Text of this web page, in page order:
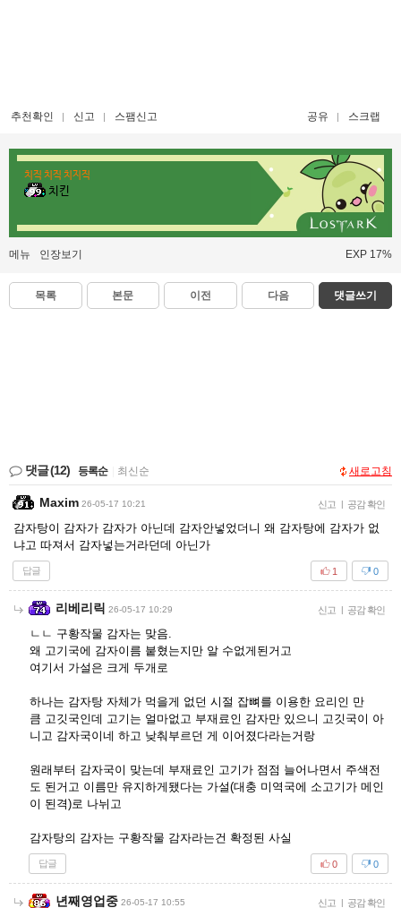
추천확인 신고 스팸신고 공유 스크랩
치직 치직 치지직
치킨
메뉴 인장보기 EXP 17%
목록 본문 이전 다음 댓글쓰기
댓글(12) 등록순 최신순 새로고침
Maxim 26-05-17 10:21 신고 | 공감 확인
감자탕이 감자가 감자가 아닌데 감자안넣었더니 왜 감자탕에 감자가 없
냐고 따져서 감자넣는거라던데 아닌가
답글 0
1
리베리릭 26-05-17 10:29 신고 | 공감 확인
ㄴㄴ 구황작물 감자는 맞음.
왜 고기국에 감자이름 붙혔는지만 알 수없게된거고
여기서 가설은 크게 두개로
하나는 감자탕 자체가 먹을게 없던 시절 잡뼈를 이용한 요리인 만
큼 고깃국인데 고기는 얼마없고 부재료인 감자만 있으니 고깃국이 아
니고 감자국이네 하고 낮춰부르던 게 이어졌다라는거랑
원래부터 감자국이 맞는데 부재료인 고기가 점점 늘어나면서 주색전
도 된거고 이름만 유지하게됐다는 가설(대충 미역국에 소고기가 메인
이 된격)로 나뉘고
감자탕의 감자는 구황작물 감자라는건 확정된 사실
답글 0
0
년째영업중 26-05-17 10:55 신고 | 공감 확인